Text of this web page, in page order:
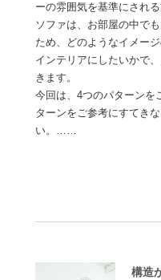
ーの雰囲気を基準にされ
ソファは、お部屋の中で
ため、どのようなイメー
インテリアにしたいかで
きます。
今回は、4つのパターンを
ターンをご参考にすてき
い。……
構造